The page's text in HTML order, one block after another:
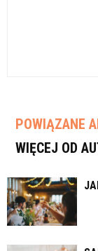
POWIĄZANE
WIĘCEJ OD